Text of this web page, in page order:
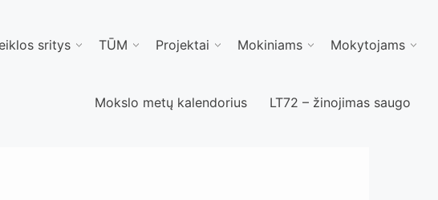
sritys TŪM Projektai Mokiniams Mokytojams
Mokslo metų kalendorius LT72 – žinojimas saugo